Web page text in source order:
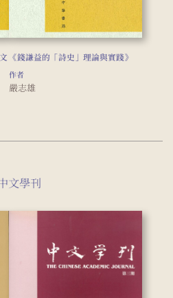
《錢謙益的「詩史」理論與實踐》
作者
嚴志雄
文學刊